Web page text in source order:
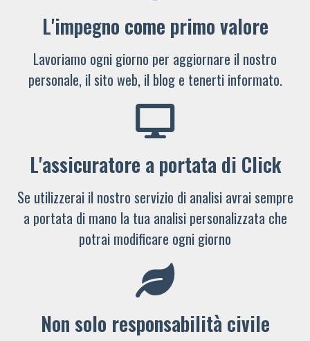
L'impegno come primo valore
Lavoriamo ogni giorno per aggiornare il nostro
personale, il sito web, il blog e tenerti informato.
L'assicuratore a portata di Click
Se utilizzerai il nostro servizio di analisi avrai sempre
a portata di mano la tua analisi personalizzata che
potrai modificare ogni giorno
Non solo responsabilità civile